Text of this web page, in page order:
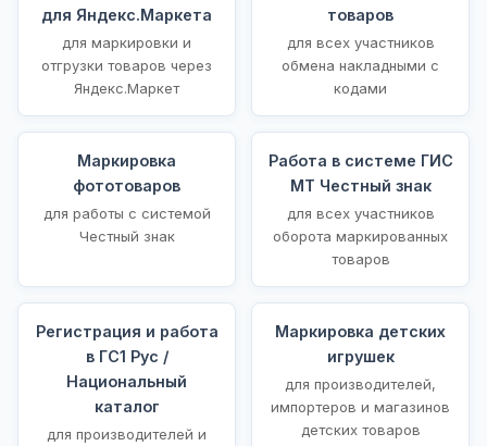
для Яндекс.Маркета
для маркировки и
отгрузки товаров через
Яндекс.Маркет
товаров
для всех участников
обмена накладными с
кодами
Маркировка
фототоваров
для работы с системой
Честный знак
Работа в системе ГИС
МТ Честный знак
для всех участников
оборота маркированных
товаров
Регистрация и работа
в ГС1 Рус /
Национальный
каталог
для производителей и
Маркировка детских
игрушек
для производителей,
импортеров и магазинов
детских товаров